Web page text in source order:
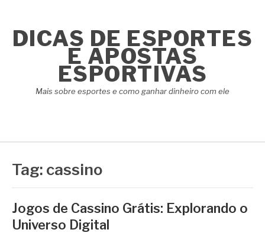
conteúdo
DICAS DE ESPORTES
E APOSTAS
ESPORTIVAS
Mais sobre esportes e como ganhar dinheiro com ele
Tag: cassino
Jogos de Cassino Grátis: Explorando o
Universo Digital